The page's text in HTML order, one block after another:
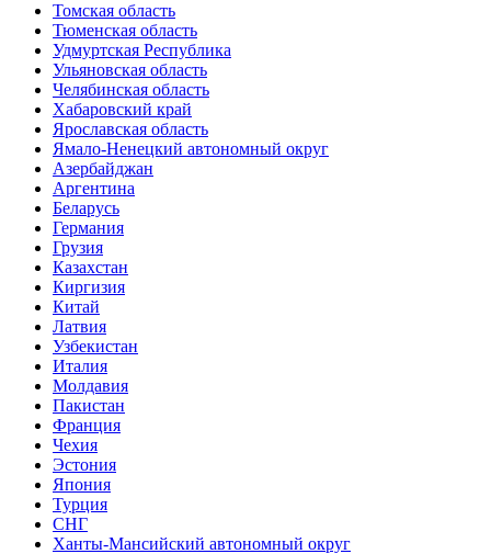
Томская область
Тюменская область
Удмуртская Республика
Ульяновская область
Челябинская область
Хабаровский край
Ярославская область
Ямало-Ненецкий автономный округ
Азербайджан
Аргентина
Беларусь
Германия
Грузия
Казахстан
Киргизия
Китай
Латвия
Узбекистан
Италия
Молдавия
Пакистан
Франция
Чехия
Эстония
Япония
Турция
СНГ
Ханты-Мансийский автономный округ